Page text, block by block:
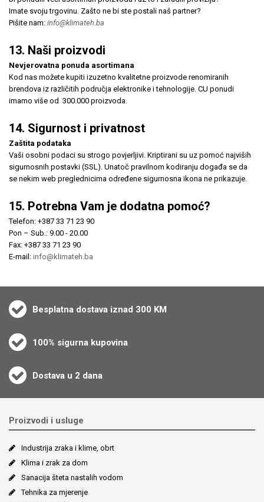
Imate svoju trgovinu. Zašto ne bi ste postali naš partner?
Pišite nam: info@klimateh.ba
13. Naši proizvodi
Nevjerovatna ponuda asortimana
Kod nas možete kupiti izuzetno kvalitetne proizvode renomiranih
brendova iz različitih područja elektronike i tehnologije. CU ponudi
imamo više od 300.000 proizvoda.
14. Sigurnost i privatnost
Zaštita podataka
Vaši osobni podaci su strogo povjerljivi. Kriptirani su uz pomoć najviših
sigurnosnih postavki (SSL). Unatoč pravilnom kodiranju događa se da
se nekim web preglednicima određene sigurnosna ikona ne prikazuje.
15. Potrebna Vam je dodatna pomoć?
Telefon: +387 33 71 23 90
Pon – Sub.: 9.00 - 20.00
Fax: +387 33 71 23 90
E-mail: info@klimateh.ba
Besplatna dostava iznad 300 KM
100% sigurna kupovina
Dostava u 2 dana
Proizvodi i usluge
Industrija zraka i klime, obrt
Klima i zrak za dom
Sanacija šteta nastalih vodom
Tehnika za mjerenje